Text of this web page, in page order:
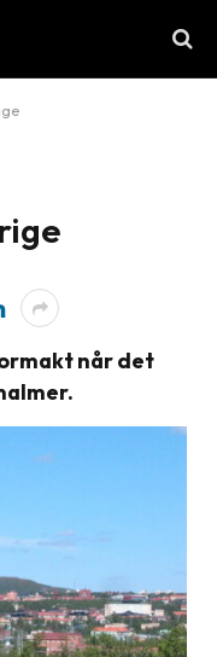
når det